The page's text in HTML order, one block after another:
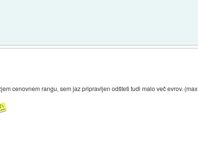
cenovnem rangu, sem jaz pripravljen odšteti tudi malo več evrov. (max